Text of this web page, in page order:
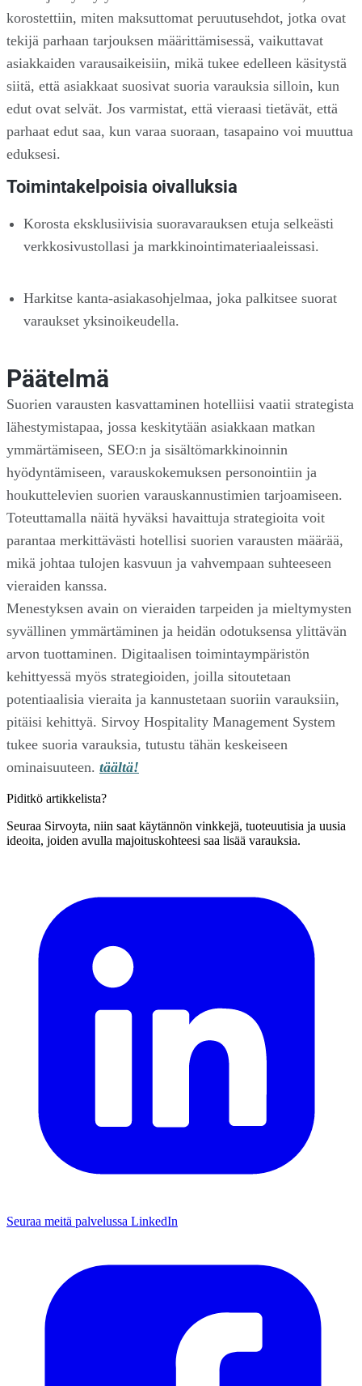
korostettiin, miten maksuttomat peruutusehdot, jotka ovat
tekijä parhaan tarjouksen määrittämisessä, vaikuttavat
asiakkaiden varausaikeisiin, mikä tukee edelleen käsitystä
siitä, että asiakkaat suosivat suoria varauksia silloin, kun
edut ovat selvät. Jos varmistat, että vieraasi tietävät, että
parhaat edut saa, kun varaa suoraan, tasapaino voi muuttua
eduksesi.
Toimintakelpoisia oivalluksia
Korosta eksklusiivisia suoravarauksen etuja selkeästi
verkkosivustollasi ja markkinointimateriaaleissasi.
Harkitse kanta-asiakasohjelmaa, joka palkitsee suorat
varaukset yksinoikeudella.
Päätelmä
Suorien varausten kasvattaminen hotelliisi vaatii strategista
lähestymistapaa, jossa keskitytään asiakkaan matkan
ymmärtämiseen, SEO:n ja sisältömarkkinoinnin
hyödyntämiseen, varauskokemuksen personointiin ja
houkuttelevien suorien varauskannustimien tarjoamiseen.
Toteuttamalla näitä hyväksi havaittuja strategioita voit
parantaa merkittävästi hotellisi suorien varausten määrää,
mikä johtaa tulojen kasvuun ja vahvempaan suhteeseen
vieraiden kanssa.
Menestyksen avain on vieraiden tarpeiden ja mieltymysten
syvällinen ymmärtäminen ja heidän odotuksensa ylittävän
arvon tuottaminen. Digitaalisen toimintaympäristön
kehittyessä myös strategioiden, joilla sitoutetaan
potentiaalisia vieraita ja kannustetaan suoriin varauksiin,
pitäisi kehittyä. Sirvoy Hospitality Management System
tukee suoria varauksia, tutustu tähän keskeiseen
ominaisuuteen. täältä!
Piditkö artikkelista?
Seuraa Sirvoyta, niin saat käytännön vinkkejä, tuoteuutisia ja uusia
ideoita, joiden avulla majoituskohteesi saa lisää varauksia.
Seuraa meitä palvelussa LinkedIn